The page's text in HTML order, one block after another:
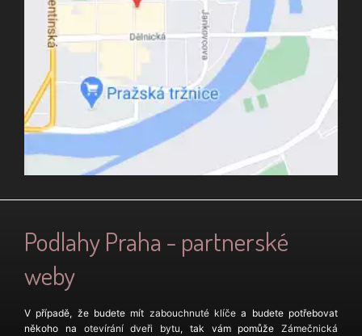
Podlahy Praha - partnerské
weby
V případě, že budete mít zabouchnuté klíče a budete potřebovat
někoho na otevírání dveři bytu, tak vám pomůže Zámečnická